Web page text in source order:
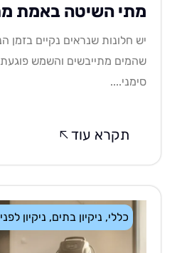
השיטה באמת
חלונות שנראים נקיים בזמן הניקוי,
מתייבשים והשמש פוגעת בזכוכית,
תקרא עוד
ניקיון בתים,ניקיון לפני אכלוס,